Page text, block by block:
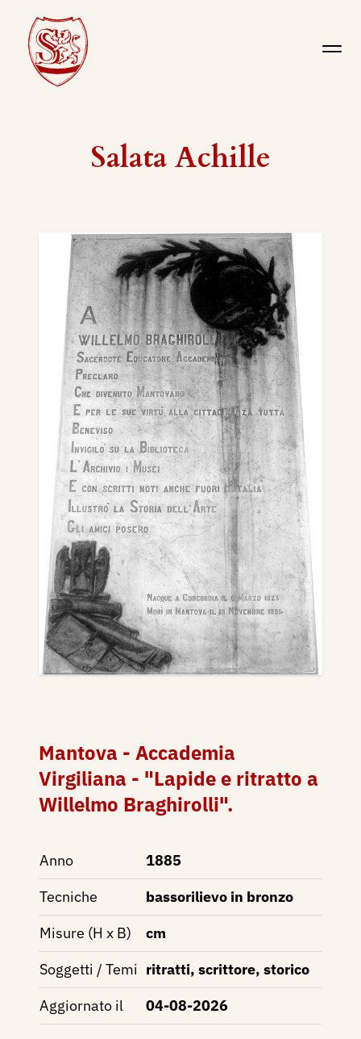
Salata Achille
Mantova - Accademia
Virgiliana - "Lapide e ritratto a
Willelmo Braghirolli".
Anno
1885
Tecniche
bassorilievo in bronzo
Misure (H x B)
cm
Soggetti / Temi ritratti, scrittore, storico
Aggiornato il
04-08-2026